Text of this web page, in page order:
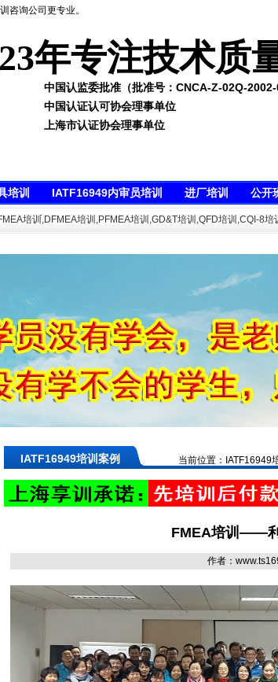
咨询公司更专业。
23年专注技术质
中国认监委批准（批准号：CNCA-Z-02Q-2002-
中国认证认可协会理事单位
上海市认证协会理事单位
培训 IATF16949内审员培训 进厂培训 公开
培训,DFMEA培训,PFMEA培训,GD&T培训,QFD培训,CQI-8培训
IATF16949培训案例 当前位置：IATF16949
FMEA培训——
作者：